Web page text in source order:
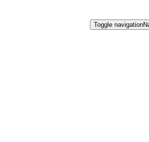
Toggle navigation